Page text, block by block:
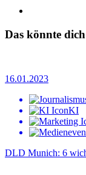
Das könnte
16.01.2023
KI
DLD Munich: 6